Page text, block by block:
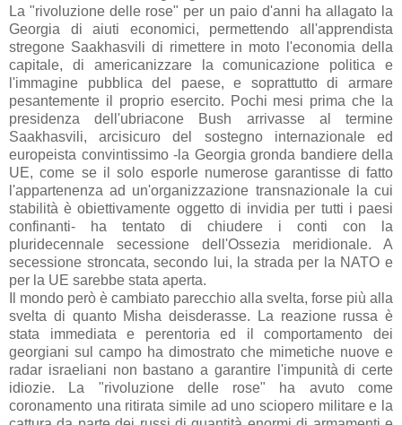
La "rivoluzione delle rose" per un paio d'anni ha allagato la
Georgia di aiuti economici, permettendo all'apprendista
stregone Saakhasvili di rimettere in moto l'economia della
capitale, di americanizzare la comunicazione politica e
l'immagine pubblica del paese, e soprattutto di armare
pesantemente il proprio esercito. Pochi mesi prima che la
presidenza dell'ubriacone Bush arrivasse al termine
Saakhasvili, arcisicuro del sostegno internazionale ed
europeista convintissimo -la Georgia gronda bandiere della
UE, come se il solo esporle numerose garantisse di fatto
l'appartenenza ad un'organizzazione transnazionale la cui
stabilità è obiettivamente oggetto di invidia per tutti i paesi
confinanti- ha tentato di chiudere i conti con la
pluridecennale secessione dell'Ossezia meridionale. A
secessione stroncata, secondo lui, la strada per la NATO e
per la UE sarebbe stata aperta.
Il mondo però è cambiato parecchio alla svelta, forse più alla
svelta di quanto Misha deisderasse. La reazione russa è
stata immediata e perentoria ed il comportamento dei
georgiani sul campo ha dimostrato che mimetiche nuove e
radar israeliani non bastano a garantire l'impunità di certe
idiozie. La "rivoluzione delle rose" ha avuto come
coronamento una ritirata simile ad uno sciopero militare e la